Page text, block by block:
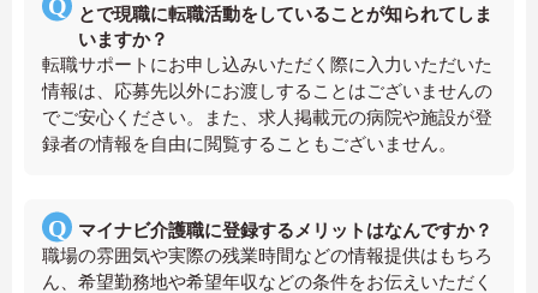
とで現職に転職活動をしていることが知られてしま
いますか？
転職サポートにお申し込みいただく際に入力いただいた
情報は、応募先以外にお渡しすることはございませんの
でご安心ください。また、求人掲載元の病院や施設が登
録者の情報を自由に閲覧することもございません。
マイナビ介護職に登録するメリットはなんですか？
職場の雰囲気や実際の残業時間などの情報提供はもちろ
ん、希望勤務地や希望年収などの条件をお伝えいただく